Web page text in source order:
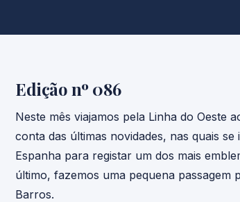
Edição nº 086
Neste mês viajamos pela Linha do Oeste
conta das últimas novidades, nas quais
Espanha para registar um dos mais
último, fazemos uma pequena passagem
Barros.